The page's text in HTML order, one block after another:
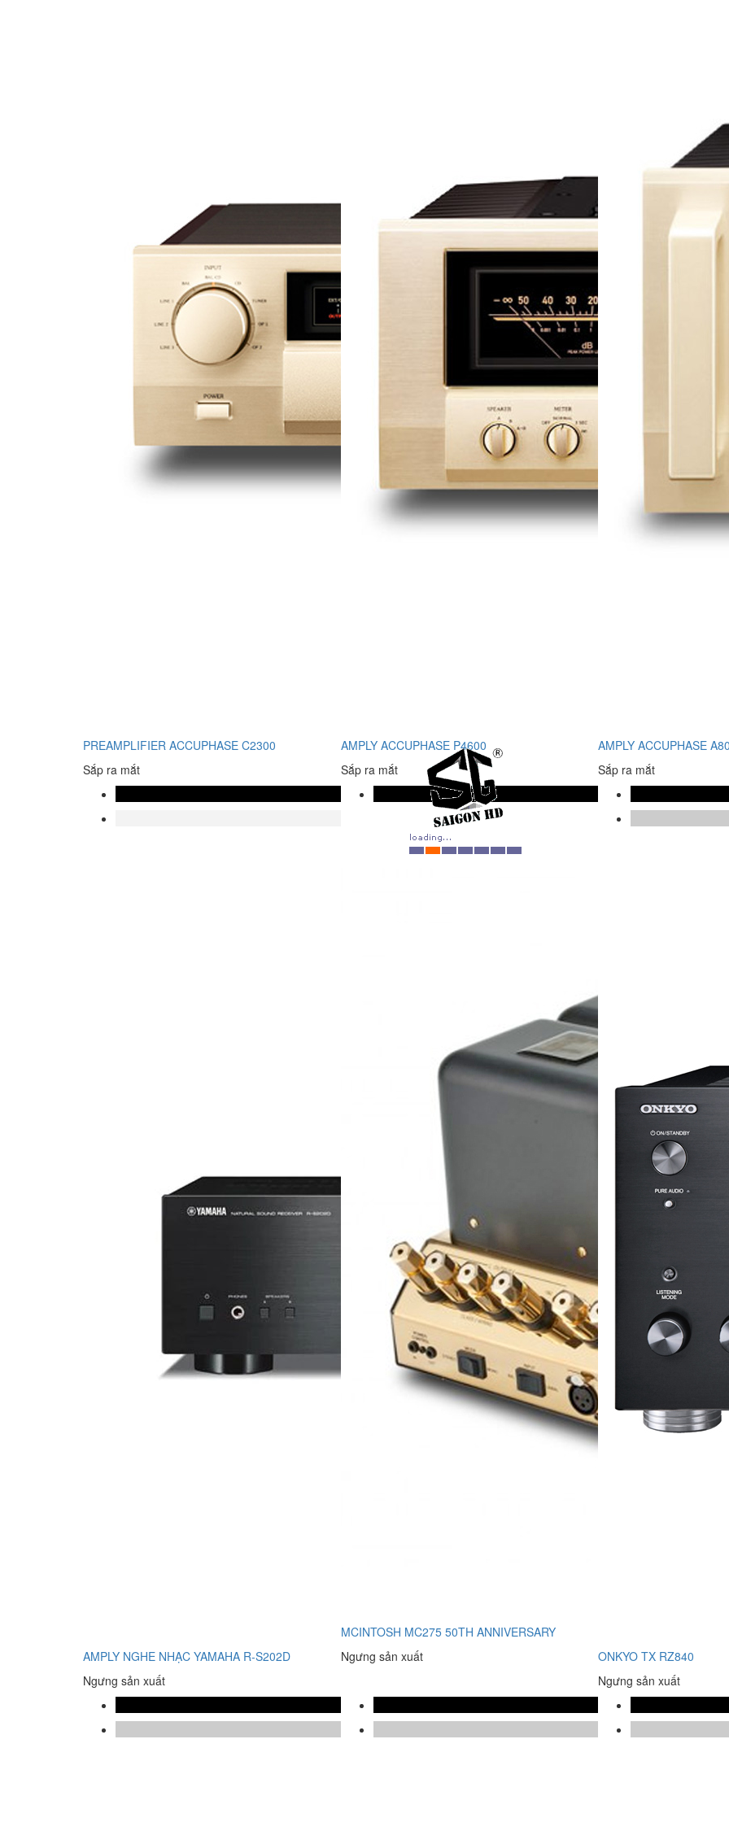
PREAMPLIFIER ACCUPHASE C2300
Sắp ra mắt
AMPLY ACCUPHASE P4600
Sắp ra mắt
AMPLY ACCUPHASE
Sắp ra mắt
AMPLY NGHE NHẠC YAMAHA R-S202D
Ngưng sản xuất
MCINTOSH MC275 50TH ANNIVERSARY
Ngưng sản xuất
ONKYO TX RZ840
Ngưng sản xuất